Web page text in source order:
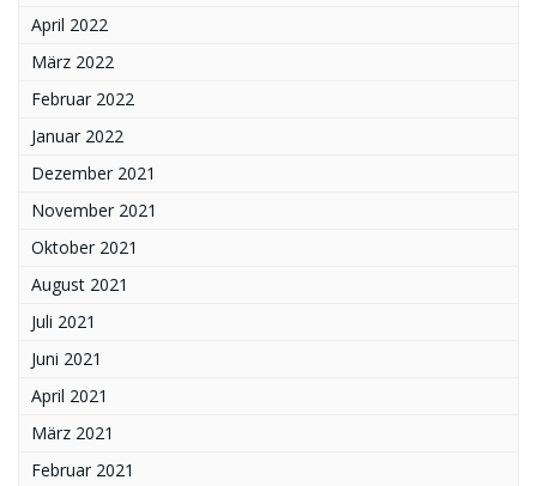
April 2022
März 2022
Februar 2022
Januar 2022
Dezember 2021
November 2021
Oktober 2021
August 2021
Juli 2021
Juni 2021
April 2021
März 2021
Februar 2021